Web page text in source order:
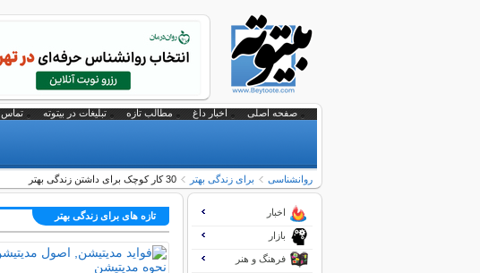
صفحه اصلی اخبار داغ مطالب تازه تبلیغات در بیتوته تماس
روانشناسی برای زندگی بهتر 30 کار کوچک برای داشتن زندگی بهتر
تازه های برای زندگی بهتر اخبار
بازار
فرهنگ و هنر